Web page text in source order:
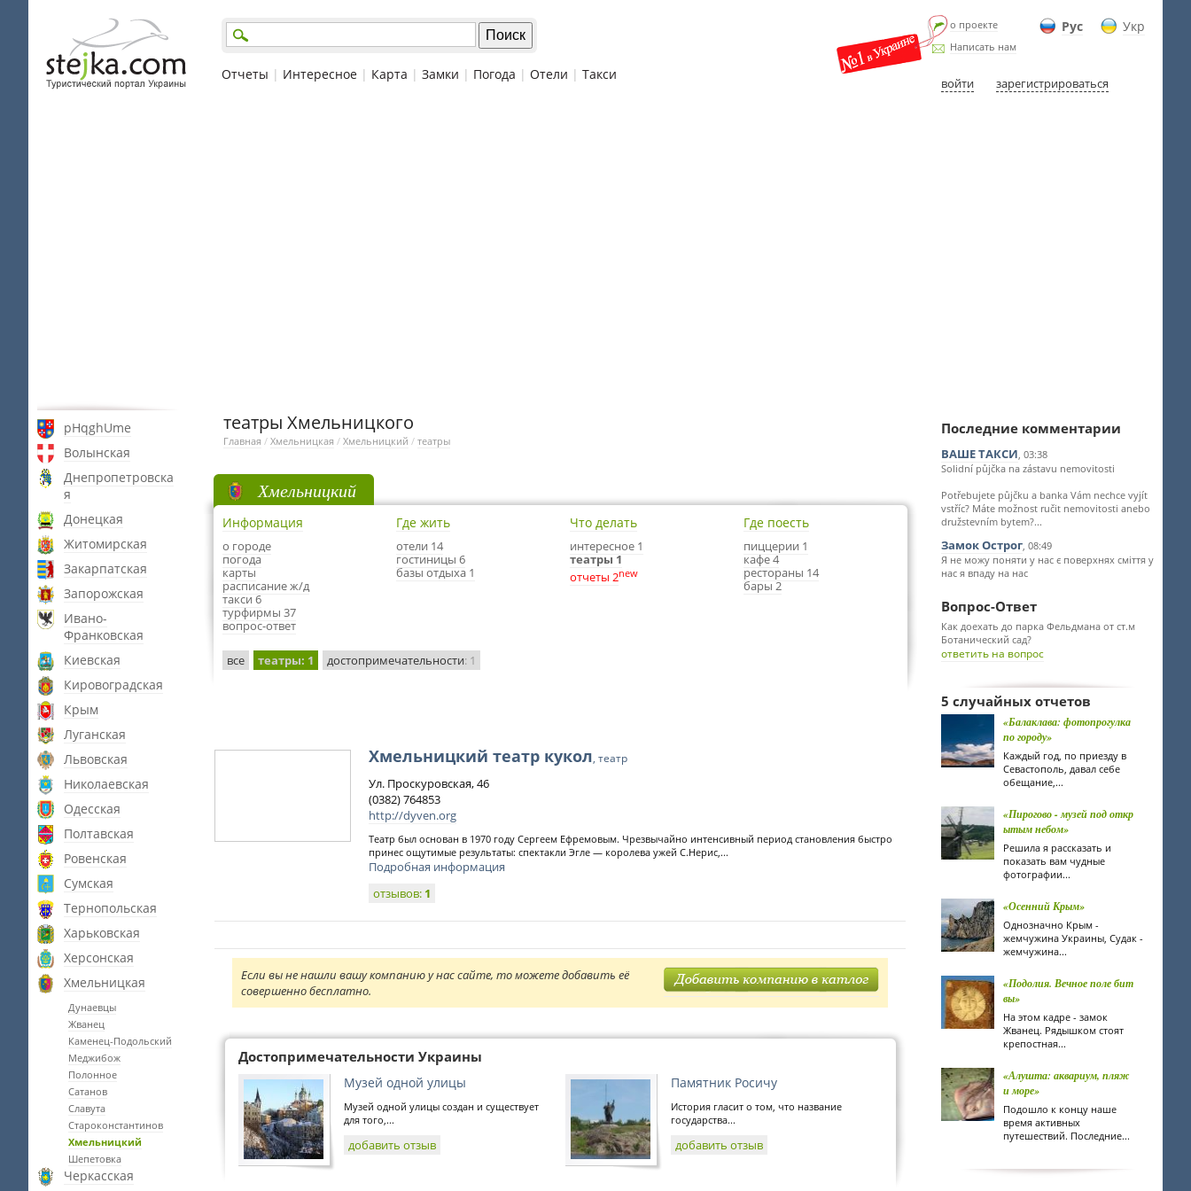
Рус Укр
о проекте
Написать нам
войти зарегистрироваться
Отчеты | Интересное | Карта | Замки | Погода | Отели | Такси
pHqghUme
Волынская
Днепропетровска
я
Донецкая
Житомирская
Закарпатская
Запорожская
Ивано-
Франковская
Киевская
Кировоградская
Крым
Луганская
Львовская
Николаевская
Одесская
Полтавская
Ровенская
Сумская
Тернопольская
Харьковская
Херсонская
Хмельницкая
Дунаевцы
Жванец
Каменец-Подольский
Меджибож
Полонное
Сатанов
Славута
Староконстантинов
Хмельницкий
Шепетовка
Черкасская
театры Хмельницкого
Главная / Хмельницкая / Хмельницкий / театры
Хмельницкий
Информация
о городе
погода
карты
расписание ж/д
такси 6
турфирмы 37
вопрос-ответ
Где жить
отели 14
гостиницы 6
базы отдыха 1
Что делать
интересное 1
театры 1
отчеты 2new
Где поесть
пиццерии 1
кафе 4
рестораны 14
бары 2
все театры: 1 достопримечательности: 1
Хмельницкий театр кукол, театр
Ул. Проскуровская, 46
(0382) 764853
http://dyven.org
Театр был основан в 1970 году Сергеем Ефремовым. Чрезвычайно интенсивный период становления быстро
принес ощутимые результаты: спектакли Эгле — королева ужей С.Нерис,...
Подробная информация
отзывов: 1
Если вы не нашли вашу компанию у нас сайте, то можете добавить её
совершенно бесплатно.
Достопримечательности Украины
Музей одной улицы
Музей одной улицы создан и существует
для того,...
добавить отзыв
Памятник Росичу
История гласит о том, что название
государства...
добавить отзыв
Последние комментарии
ВАШЕ ТАКСИ, 03:38
Solidní půjčka na zástavu nemovitosti
Potřebujete půjčku a banka Vám nechce vyjít
vstříc? Máte možnost ručit nemovitosti anebo
družstevním bytem?...
Замок Острог, 08:49
Я не можу поняти у нас є поверхнях сміття у
нас я впаду на нас
Вопрос-Ответ
Как доехать до парка Фельдмана от ст.м
Ботанический сад?
ответить на вопрос
5 случайных отчетов
«Балаклава: фотопрогулка
по городу»
Каждый год, по приезду в
Севастополь, давал себе
обещание,...
«Пирогово - музей под откр
ытым небом»
Решила я рассказать и
показать вам чудные
фотографии...
«Осенний Крым»
Однозначно Крым -
жемчужина Украины, Судак -
жемчужина...
«Подолия. Вечное поле бит
вы»
На этом кадре - замок
Жванец. Рядышком стоят
крепостная...
«Алушта: аквариум, пляж
и море»
Подошло к концу наше
время активных
путешествий. Последние...